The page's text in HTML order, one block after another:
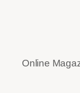
Online